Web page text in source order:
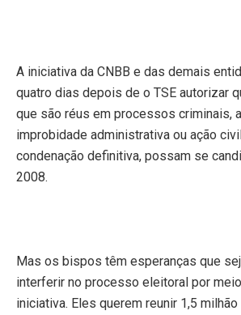
A iniciativa da CNBB e das demais
quatro dias depois de o TSE autorizar
que são réus em processos criminais,
improbidade administrativa ou ação
condenação definitiva, possam se
2008.
Mas os bispos têm esperanças que
interferir no processo eleitoral por
iniciativa. Eles querem reunir 1,5